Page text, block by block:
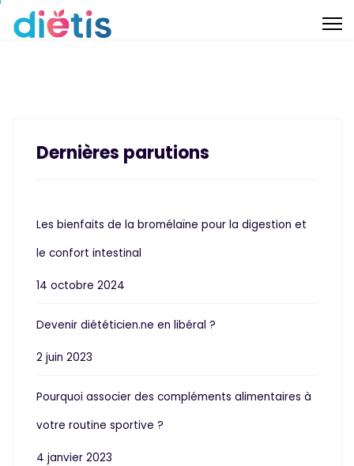
Dernières parutions
Les bienfaits de la bromélaïne pour la digestion et
le confort intestinal
14 octobre 2024
Devenir diététicien.ne en libéral ?
2 juin 2023
Pourquoi associer des compléments alimentaires à
votre routine sportive ?
4 janvier 2023